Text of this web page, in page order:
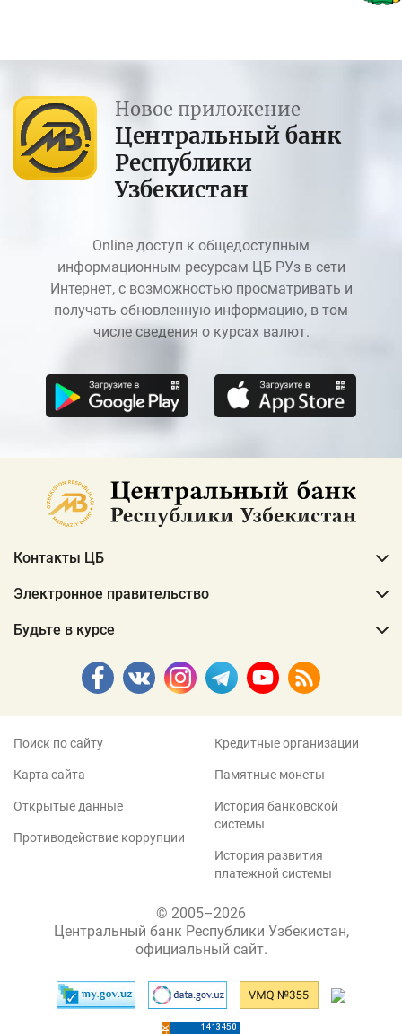
Новое приложение
Центральный банк
Республики
Узбекистан
Online доступ к общедоступным
информационным ресурсам ЦБ РУз в сети
Интернет, с возможностью просматривать и
получать обновленную информацию, в том
числе сведения о курсах валют.
Контакты ЦБ
Электронное правительство
Будьте в курсе
Поиск по сайту
Карта сайта
Открытые данные
Противодействие коррупции
Кредитные организации
Памятные монеты
История банковской
системы
История развития
платежной системы
© 2005–2026
Центральный банк Республики Узбекистан,
официальный сайт.